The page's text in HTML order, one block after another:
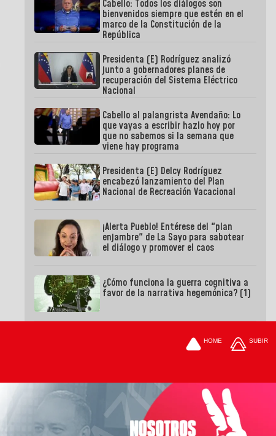
Cabello: Todos los diálogos son
bienvenidos siempre que estén en el
marco de la Constitución de la
República
Presidenta (E) Rodríguez analizó
junto a gobernadores planes de
recuperación del Sistema Eléctrico
Nacional
Cabello al palangrista Avendaño: Lo
que vayas a escribir hazlo hoy por
que no sabemos si la semana que
viene hay programa
Presidenta (E) Delcy Rodríguez
encabezó lanzamiento del Plan
Nacional de Recreación Vacacional
¡Alerta Pueblo! Entérese del "plan
enjambre" de La Sayo para sabotear
el diálogo y promover el caos
¿Cómo funciona la guerra cognitiva a
favor de la narrativa hegemónica? (1)
HOME SUBIR